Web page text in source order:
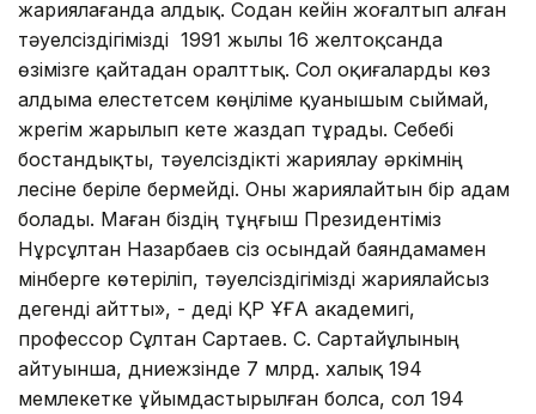
жариялағанда алдық. Содан кейін жоғалтып алған
тәуелсіздігімізді 1991 жылы 16 желтоқсанда
өзімізге қайтадан оралттық. Сол оқиғаларды көз
алдыма елестетсем көңіліме қуанышым сыймай,
жүрегім жарылып кете жаздап тұрады. Себебі
бостандықты, тәуелсіздікті жариялау әркімнің
үлесіне беріле бермейді. Оны жариялайтын бір адам
болады. Маған біздің тұңғыш Президентіміз
Нұрсұлтан Назарбаев сіз осындай баяндамамен
мінберге көтеріліп, тәуелсіздігімізді жариялайсыз
дегенді айтты», - деді ҚР ҰҒА академигі,
профессор Сұлтан Сартаев. С. Сартайұлының
айтуынша, дүниежүзінде 7 млрд. халық 194
мемлекетке ұйымдастырылған болса, сол 194